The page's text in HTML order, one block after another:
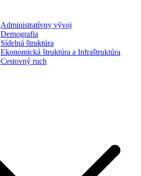
Administratívny vývoj
Demografia
Sídelná štruktúra
Ekonomická štruktúra a Infraštruktúra
Cestovný ruch